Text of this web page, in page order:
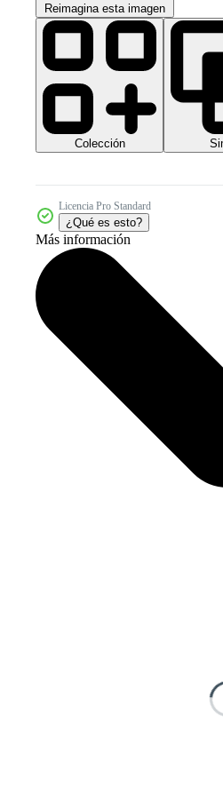
Reimagina esta imagen
Colección
Licencia Pro Standard
¿Qué es esto?
Más información